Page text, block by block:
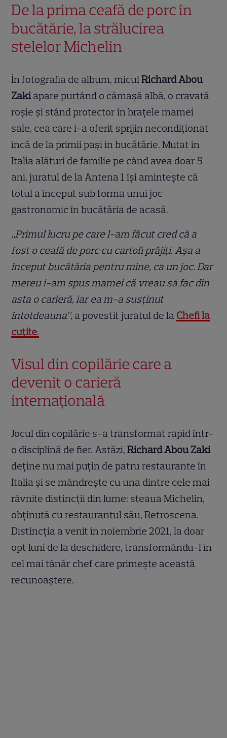
De la prima ceafă de porc în
bucătărie, la strălucirea
stelelor Michelin
În fotografia de album, miculRichard Abou
Zakiapare purtând o cămașă albă, o cravată
roșie și stând protector în brațele mamei
sale, cea care i-a oferit sprijin necondiționat
încă de la primii pași în bucătărie. Mutat în
Italia alături de familie pe când avea doar 5
ani, juratul de la Antena 1 își amintește că
totul a început sub forma unui joc
gastronomic în bucătăria de acasă.
„Primul lucru pe care l-am făcut cred că a
fost o ceafă de porc cu cartofi prăjiți. Așa a
început bucătăria pentru mine, ca un joc. Dar
mereu i-am spus mamei că vreau să fac din
asta o carieră, iar ea m-a susținut
întotdeauna”, a povestit juratul de la Chefi la
cuțite.
Visul din copilărie care a
devenit o carieră
internațională
Jocul din copilărie s-a transformat rapid într-
o disciplină de fier. Astăzi,Richard Abou Zaki
deține nu mai puțin de patru restaurante în
Italia și se mândrește cu una dintre cele mai
râvnite distincții din lume: steaua Michelin,
obținută cu restaurantul său, Retroscena.
Distincția a venit în noiembrie 2021, la doar
opt luni de la deschidere, transformându-l în
cel mai tânăr chef care primește această
recunoaștere.